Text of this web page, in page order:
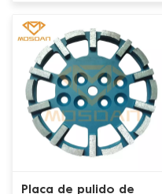
Placa de pulido de